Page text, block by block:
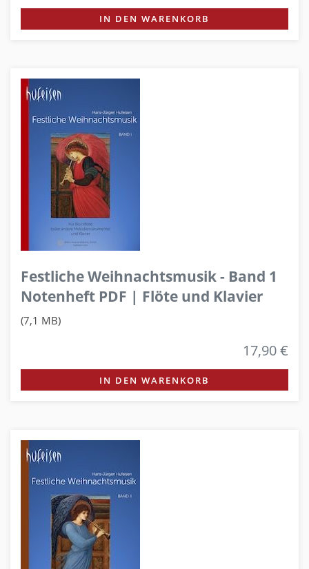
IN DEN WARENKORB
Festliche Weihnachtsmusik - Band 1
Notenheft PDF | Flöte und Klavier
(7,1 MB)
17,90 €
IN DEN WARENKORB